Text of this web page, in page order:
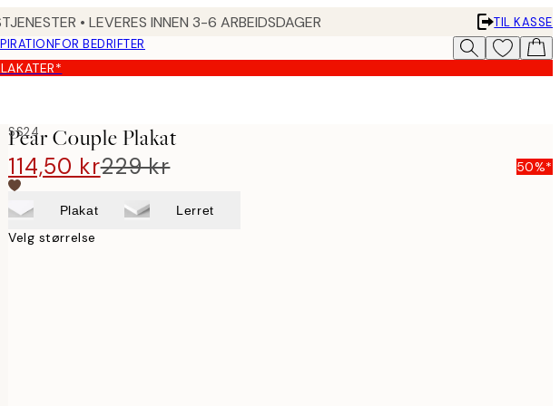
• LEVERES INNEN 3-6 ARBEIDSDAGER
TIL KASSE
FOR BEDRIFTER
SS24
Pear Couple Plakat
114,50 kr229 kr 50%*
Plakat Lerret
Velg størrelse